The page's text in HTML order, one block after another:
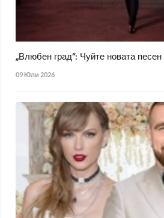
„Влюбен град“: Чуйте новата
09 Юли 2026